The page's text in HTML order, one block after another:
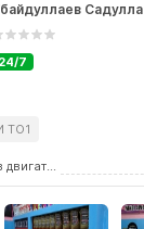
Садулла
24/7
ТО1
Заменить масло в двигателе